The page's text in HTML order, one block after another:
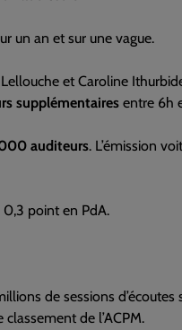
un an et sur une vague.
et Caroline
supplémentaires entre 6h
auditeurs. L’émission
point en PdA.
de sessions
de l’ACPM.